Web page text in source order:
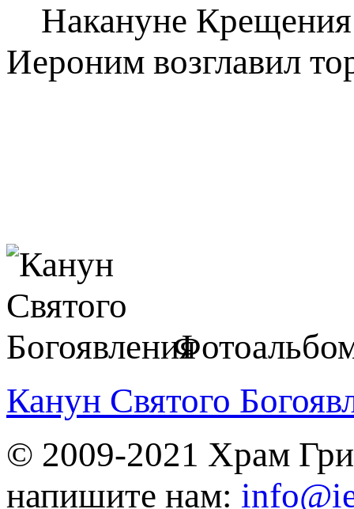
Накануне Крещения
Иероним возглавил
Канун Святого
© 2009-2021 Храм
напишите нам: